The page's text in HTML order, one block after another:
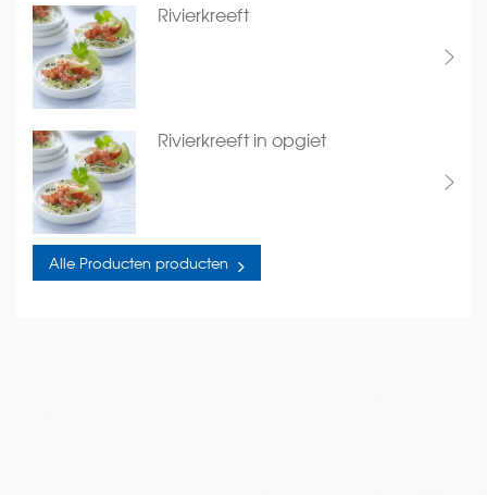
Rivierkreeft
Rivierkreeft in opgiet
Alle Producten producten